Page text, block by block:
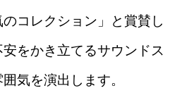
のコレクション」と賞賛し
をかき立てるサウンドス
気を演出します。